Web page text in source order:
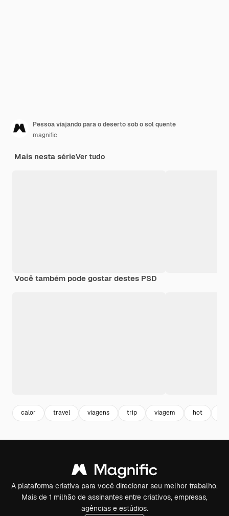
Pessoa viajando para o deserto sob o sol quente
magnific
Mais nesta sérieVer tudo
Você também pode gostar destes PSD
calor travel viagens trip viagem hot
A plataforma criativa para você direcionar seu melhor trabalho.
Mais de 1 milhão de assinantes entre criativos, empresas,
agências e estúdios.